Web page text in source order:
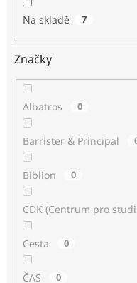
Na skladě 7
Značky
Albatros 0
Barrister & Principal
Biblion 0
CDK (Centrum pro
Cesta 0
ČAS 0